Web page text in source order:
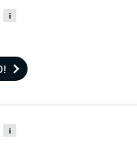
i
i